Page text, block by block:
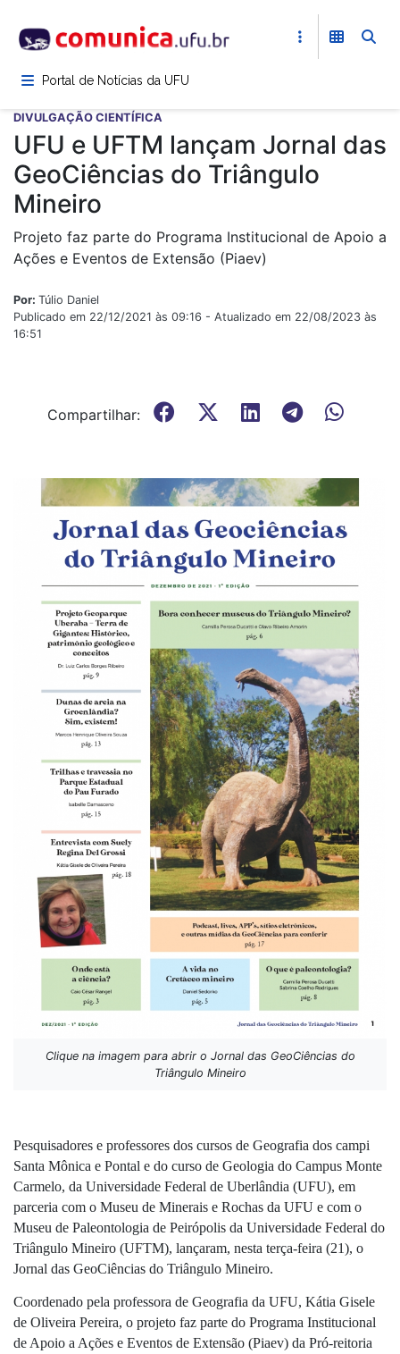
para
conteúdoPortal de Notícias da UFU
DIVULGAÇÃO CIENTÍFICA
UFU e UFTM lançam Jornal das
GeoCiências do Triângulo
Mineiro
Projeto faz parte do Programa Institucional de Apoio a
Ações e Eventos de Extensão (Piaev)
Por: Túlio Daniel
Publicado em 22/12/2021 às 09:16 - Atualizado em 22/08/2023 às
16:51
Compartilhar:
Clique na imagem para abrir o Jornal das GeoCiências do
Triângulo Mineiro
Pesquisadores e professores dos cursos de Geografia dos campi
Santa Mônica e Pontal e do curso de Geologia do Campus Monte
Carmelo, da Universidade Federal de Uberlândia (UFU), em
parceria com o Museu de Minerais e Rochas da UFU e com o
Museu de Paleontologia de Peirópolis da Universidade Federal do
Triângulo Mineiro (UFTM), lançaram, nesta terça-feira (21), o
Jornal das GeoCiências do Triângulo Mineiro.
Coordenado pela professora de Geografia da UFU, Kátia Gisele
de Oliveira Pereira, o projeto faz parte do Programa Institucional
de Apoio a Ações e Eventos de Extensão (Piaev) da Pró-reitoria